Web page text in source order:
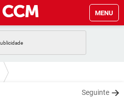
MENU
Seguinte